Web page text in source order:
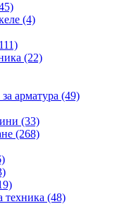
(4)
(22)
арматура (49)
(33)
(268)
техника (48)